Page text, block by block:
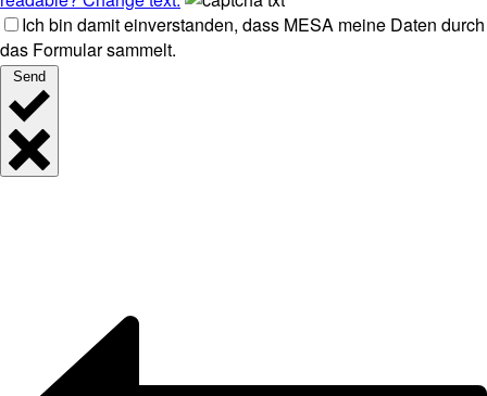
Ich bin damit einverstanden, dass MESA meine Daten durch
das Formular sammelt.
Send